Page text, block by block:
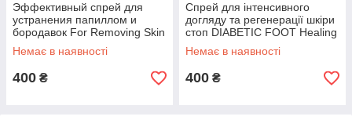
Эффективный спрей для
устранения папиллом и
бородавок For Removing Skin
Formations 100ml
Немає в наявності
400 ₴
Спрей для інтенсивного
догляду та регенерації шкіри
стоп DIABETIC FOOT Healing
Spray Timilk, 150мл
Немає в наявності
400 ₴